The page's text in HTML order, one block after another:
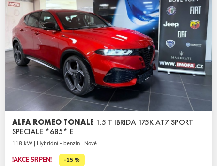
ALFA ROMEO TONALE 1.5 T IBRIDA 175K AT7 SPORT
SPECIALE *685* E
118 kW | Hybridní - benzin | Nové
!AKCE SRPEN! -15 %